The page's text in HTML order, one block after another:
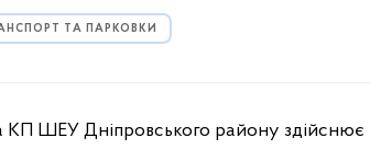
ТА ПАРКОВКИ
КП ШЕУ Дніпровського району здійснює